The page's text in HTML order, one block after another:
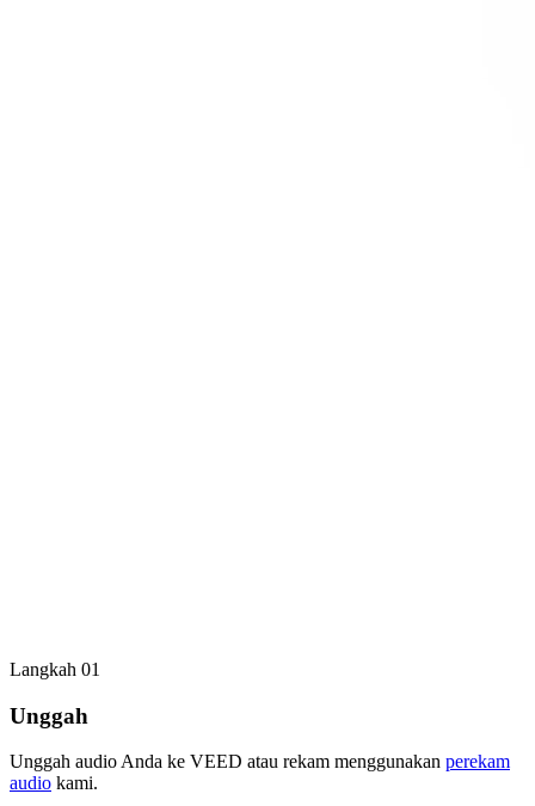
Langkah 01
Unggah
Unggah audio Anda ke VEED atau rekam menggunakan perekam
audio kami.